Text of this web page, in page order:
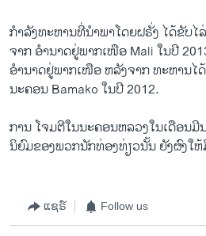
ກຳລັງທະຫານ​ທີ່​ນຳພາ​ໂດຍ​ຝຣັ່ງ ​ໄດ້​ຂັບ​
ຈາກ ອຳນາດ​ຢູ່​ພາກ​ເໜືອ Mali ​ໃນ​ປີ
ອຳນາດ​ຢູ່​ພາກ​ເໜືອ ​ຫລັງ​ຈາກ ທະຫານ​ໄ
ນະຄອນ Bamako ​ໃນ​ປີ 2012.
ການ​ ໂຈມ​ຕີ​ໃນ​ນະຄອນຫລວງ​ໃນ​ເດືອນ​ມີ
ນິຍົມຂອງ​ພວກ​ນັກ​ທ່ອງ​ທ່ຽວນັ້ນ ຍັງ​ຜົງ​ໃ
ແຊຣ໌ Follow us